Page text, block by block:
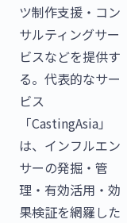
ツ制作支援・コン
サルティングサー
ビスなどを提供す
る。代表的なサー
ビス
「CastingAsia」
は、インフルエン
サーの発掘・管
理・有効活用・効
果検証を網羅した